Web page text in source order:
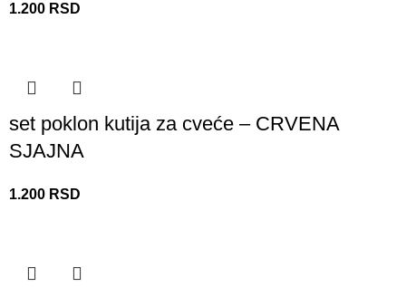
1.200 RSD
set poklon kutija za cveće – CRVENA
SJAJNA
1.200 RSD